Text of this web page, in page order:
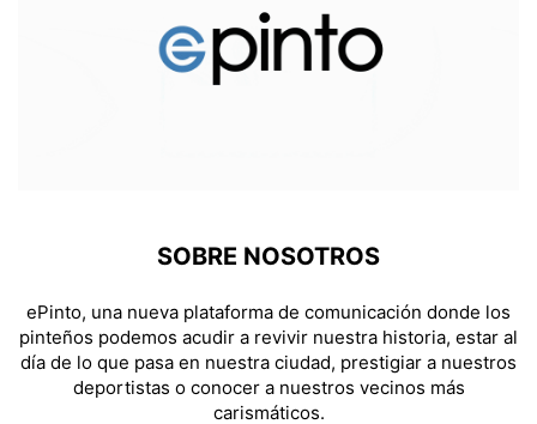
SOBRE NOSOTROS
ePinto, una nueva plataforma de comunicación donde los
pinteños podemos acudir a revivir nuestra historia, estar al
día de lo que pasa en nuestra ciudad, prestigiar a nuestros
deportistas o conocer a nuestros vecinos más
carismáticos.